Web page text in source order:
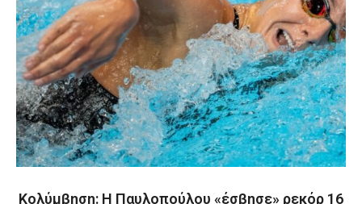
Κολύμβηση: Η Παυλοπούλου «έσβησε» ρεκόρ 16